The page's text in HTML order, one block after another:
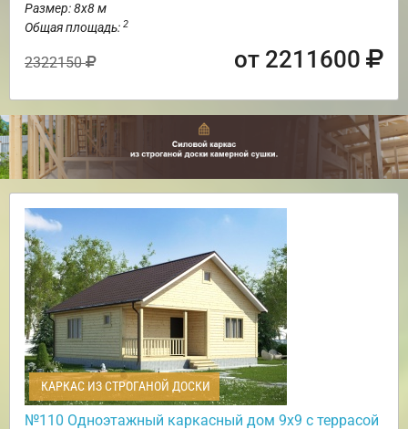
Размер: 8х8 м
Общая площадь: 2
2322150 от 2211600
КАРКАС ИЗ СТРОГАНОЙ ДОСКИ
№110 Одноэтажный каркасный дом 9х9 с террасой